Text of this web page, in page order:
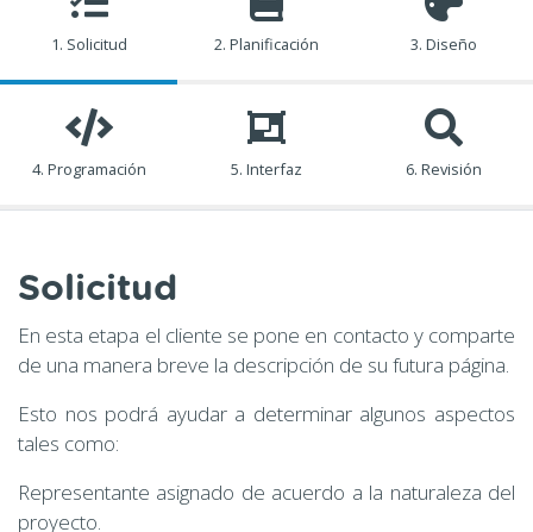
1. Solicitud 2. Planificación 3. Diseño
4. Programación 5. Interfaz 6. Revisión
Solicitud
En esta etapa el cliente se pone en contacto y comparte
de una manera breve la descripción de su futura página.
Esto nos podrá ayudar a determinar algunos aspectos
tales como:
Representante asignado de acuerdo a la naturaleza del
proyecto.